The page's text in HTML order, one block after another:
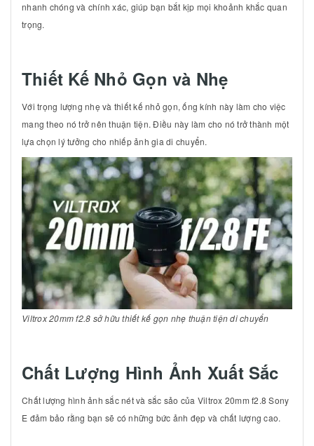
nhanh chóng và chính xác, giúp bạn bắt kịp mọi khoảnh khắc quan
trọng.
Thiết Kế Nhỏ Gọn và Nhẹ
Với trọng lượng nhẹ và thiết kế nhỏ gọn, ống kính này làm cho việc
mang theo nó trở nên thuận tiện. Điều này làm cho nó trở thành một
lựa chọn lý tưởng cho nhiếp ảnh gia di chuyển.
Viltrox 20mm f2.8 sở hữu thiết kế gọn nhẹ thuận tiện di chuyển
Chất Lượng Hình Ảnh Xuất Sắc
Chất lượng hình ảnh sắc nét và sắc sảo của Viltrox 20mm f2.8 Sony
E đảm bảo rằng bạn sẽ có những bức ảnh đẹp và chất lượng cao.